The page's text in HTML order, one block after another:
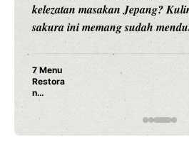
hiburan, Nunung Srimulat dan
merambah dunia kuliner dengan
Nunung Srimulat & Vicky
Rahasia Mami Bikin Nagih!